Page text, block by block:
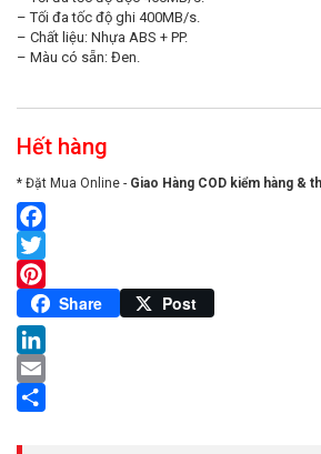
– Tối đa tốc độ ghi 400MB/s.
– Chất liệu: Nhựa ABS + PP.
– Màu có sẵn: Đen.
Hết hàng
* Đặt Mua Online - Giao Hàng COD kiểm hàng &
Facebook
Twitter
Pinterest
Share Post
LinkedIn
Email